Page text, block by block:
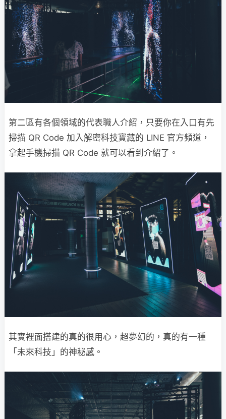
第二區有各個領域的代表職人介紹，只要你在入口有先
掃描 QR Code 加入解密科技寶藏的 LINE 官方頻道，
拿起手機掃描 QR Code 就可以看到介紹了。
其實裡面搭建的真的很用心，超夢幻的，真的有一種
「未來科技」的神秘感。